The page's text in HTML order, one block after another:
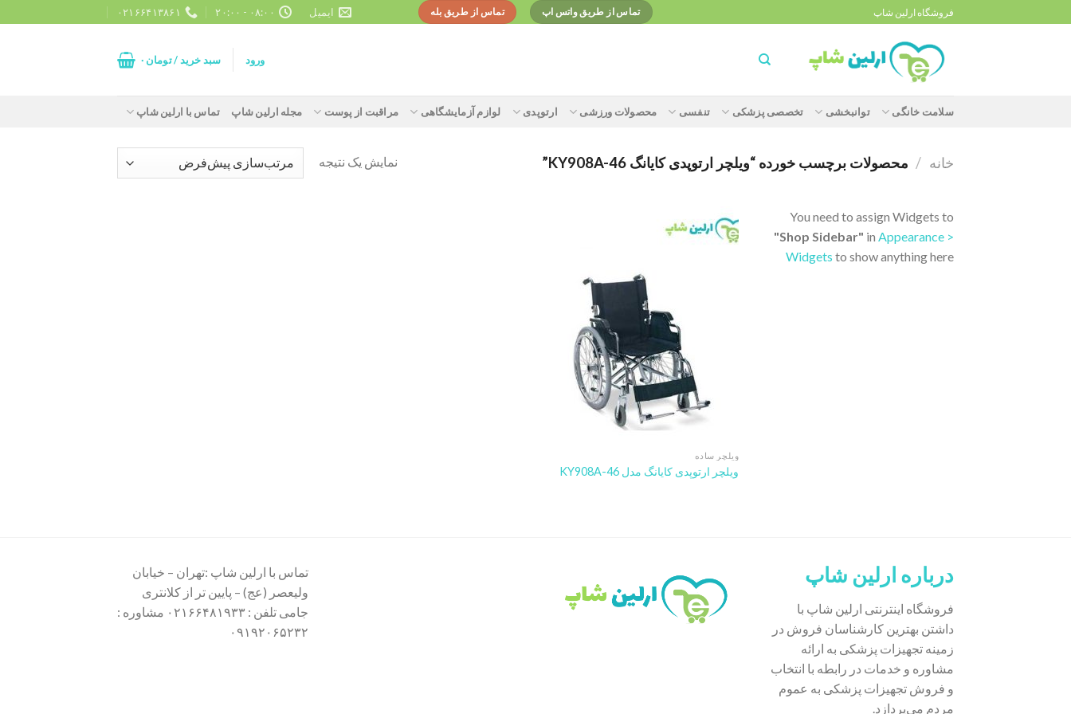
to
فروشگاه ارلین شاپ تماس از طریق واتس اپ تماس از طریق بله ایمیل ۰۸:۰۰ - ۲۰:۰۰ ۰۲۱۶۶۴۱۳۸۶۱
ورود سبد خرید /تومان ۰
سلامت خانگی توانبخشی تخصصی پزشکی تنفسی محصولات ورزشی ارتوپدی لوازم آزمایشگاهی مراقبت از پوست مجله ارلین شاپ تماس با ارلین شاپ
خانه / محصولات برچسب خورده “ویلچر ارتوپدی کایانگ KY908A-46” نمایش یک نتیجه
You need to assign Widgets to
"Shop Sidebar" in Appearance >
Widgets to show anything here
ویلچر ساده
ویلچر ارتوپدی کایانگ مدل KY908A-46
درباره ارلین شاپ
فروشگاه اینترنتی ارلین شاپ با
داشتن بهترین کارشناسان فروش در
زمینه تجهیزات پزشکی به ارائه
مشاوره و خدمات در رابطه با انتخاب
و فروش تجهیزات پزشکی به عموم
مردم می‌پردازد.
تماس با ارلین شاپ :تهران – خیابان
ولیعصر (عج) – پایین تر از کلانتری
جامی تلفن : ۰۲۱۶۶۴۸۱۹۳۳ مشاوره :
۰۹۱۹۲۰۶۵۲۳۲